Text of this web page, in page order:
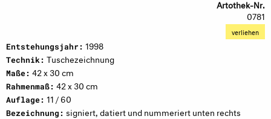
Artothek-Nr.
0781
verliehen
Entstehungsjahr: 1998
Technik: Tuschezeichnung
Maße: 42 x 30 cm
Rahmenmaß: 42 x 30 cm
Auflage: 11 / 60
Bezeichnung: signiert, datiert und nummeriert unten rechts